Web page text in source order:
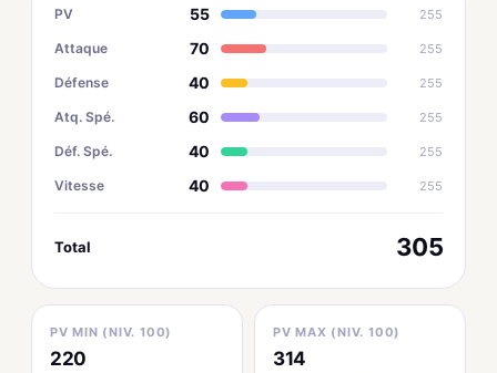
PV 55 255
Attaque 70 255
Défense 40 255
Atq. Spé. 60 255
Déf. Spé. 40 255
Vitesse 40 255
Total 305
PV MIN (NIV. 100)
220
PV MAX (NIV. 100)
314